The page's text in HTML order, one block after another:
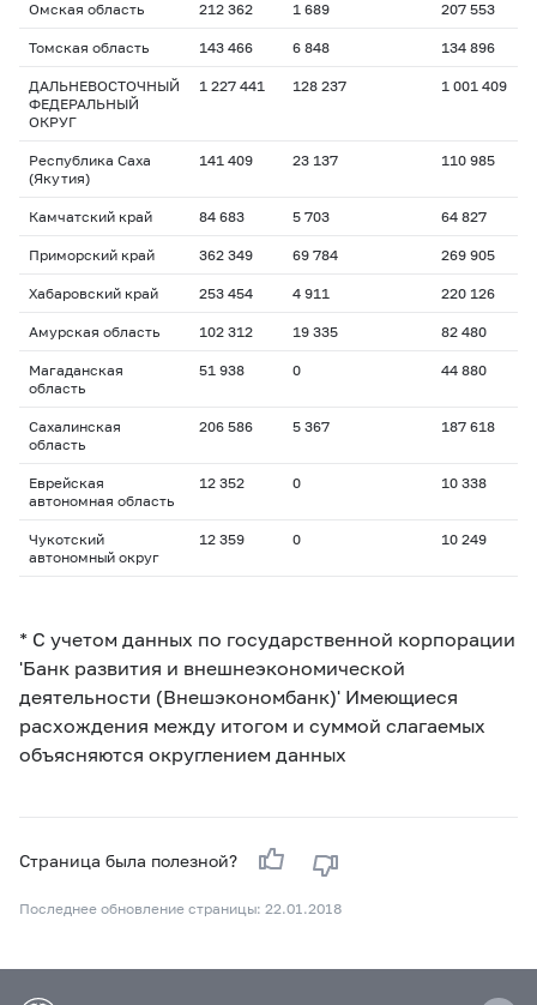
Омская область 212 362 1 689 207 553
Томская область 143 466 6 848 134 896
ДАЛЬНЕВОСТОЧНЫЙ
ФЕДЕРАЛЬНЫЙ
ОКРУГ
1 227 441 128 237 1 001 409
Республика Саха
(Якутия)
141 409 23 137 110 985
Камчатский край 84 683 5 703 64 827
Приморский край 362 349 69 784 269 905
Хабаровский край 253 454 4 911 220 126
Амурская область 102 312 19 335 82 480
Магаданская
область
51 938 0 44 880
Сахалинская
область
206 586 5 367 187 618
Еврейская
автономная область
12 352 0 10 338
Чукотский
автономный округ
12 359 0 10 249
* С учетом данных по государственной корпорации
'Банк развития и внешнеэкономической
деятельности (Внешэкономбанк)' Имеющиеся
расхождения между итогом и суммой слагаемых
объясняются округлением данных
Страница была полезной?
Последнее обновление страницы: 22.01.2018